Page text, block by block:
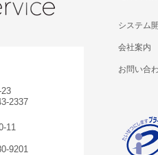
2337
11
9201
システム
会社案内
お問い合